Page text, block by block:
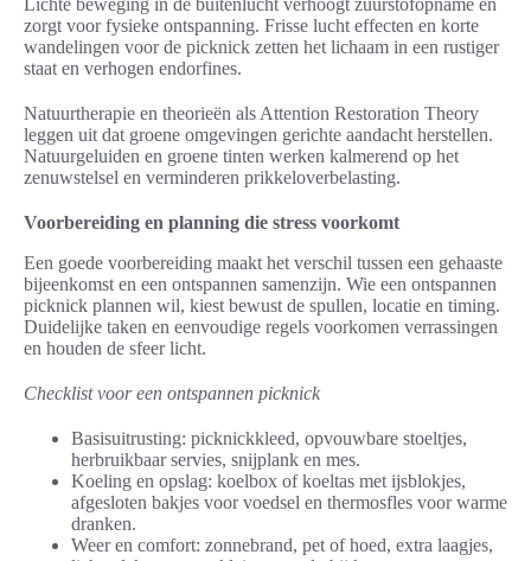
Lichte beweging in de buitenlucht verhoogt zuurstofopname en
zorgt voor fysieke ontspanning. Frisse lucht effecten en korte
wandelingen voor de picknick zetten het lichaam in een rustiger
staat en verhogen endorfines.
Natuurtherapie en theorieën als Attention Restoration Theory
leggen uit dat groene omgevingen gerichte aandacht herstellen.
Natuurgeluiden en groene tinten werken kalmerend op het
zenuwstelsel en verminderen prikkeloverbelasting.
Voorbereiding en planning die stress voorkomt
Een goede voorbereiding maakt het verschil tussen een gehaaste
bijeenkomst en een ontspannen samenzijn. Wie een ontspannen
picknick plannen wil, kiest bewust de spullen, locatie en timing.
Duidelijke taken en eenvoudige regels voorkomen verrassingen
en houden de sfeer licht.
Checklist voor een ontspannen picknick
Basisuitrusting: picknickkleed, opvouwbare stoeltjes,
herbruikbaar servies, snijplank en mes.
Koeling en opslag: koelbox of koeltas met ijsblokjes,
afgesloten bakjes voor voedsel en thermosfles voor warme
dranken.
Weer en comfort: zonnebrand, pet of hoed, extra laagjes,